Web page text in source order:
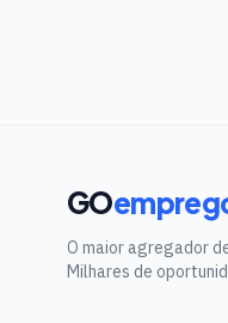
GO
O maior agregador
Milhares de